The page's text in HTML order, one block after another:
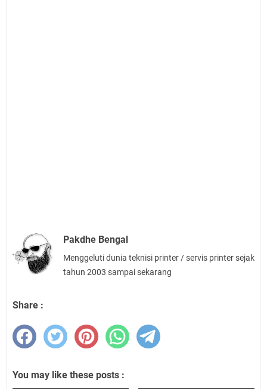
Pakdhe Bengal
Menggeluti dunia teknisi printer / servis printer sejak
tahun 2003 sampai sekarang
Share :
You may like these posts :